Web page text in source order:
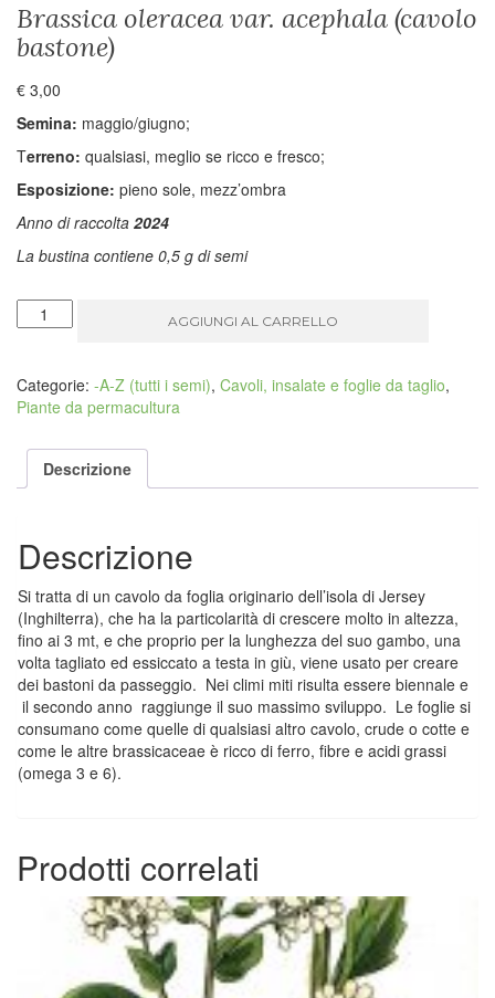
Brassica oleracea var. acephala (cavolo
bastone)
€ 3,00
Semina: maggio/giugno;
Terreno: qualsiasi, meglio se ricco e fresco;
Esposizione: pieno sole, mezz’ombra
Anno di raccolta 2024
La bustina contiene 0,5 g di semi
Brassica
oleracea
acephala
(cavolo
bastone)
AGGIUNGI AL CARRELLO
Categorie: -A-Z (tutti i semi), Cavoli, insalate e foglie da taglio,
Piante da permacultura
Descrizione
Descrizione
Si tratta di un cavolo da foglia originario dell’isola di Jersey
(Inghilterra), che ha la particolarità di crescere molto in altezza,
fino ai 3 mt, e che proprio per la lunghezza del suo gambo, una
volta tagliato ed essiccato a testa in giù, viene usato per creare
dei bastoni da passeggio. Nei climi miti risulta essere biennale e
il secondo anno raggiunge il suo massimo sviluppo. Le foglie si
consumano come quelle di qualsiasi altro cavolo, crude o cotte e
come le altre brassicaceae è ricco di ferro, fibre e acidi grassi
(omega 3 e 6).
Prodotti correlati